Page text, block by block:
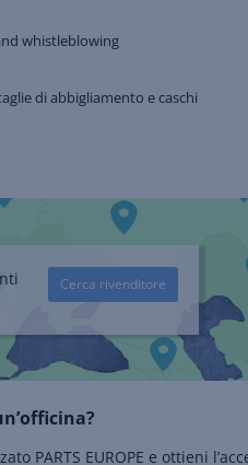
whistleblowing
di abbigliamento e caschi
Cerca rivenditore
PARTS EUROPE e ottieni